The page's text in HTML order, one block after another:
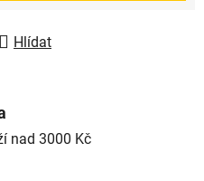
Hlídat
nad 3000 Kč